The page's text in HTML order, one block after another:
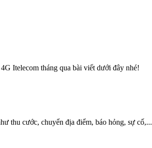
Itelecom tháng qua bài viết dưới đây nhé!
thu cước, chuyển địa điểm, báo hỏng, sự cố,...